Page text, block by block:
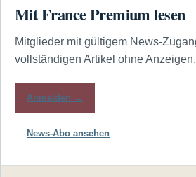
Mit France Premium lesen
Mitglieder mit gültigem News-
vollständigen Artikel ohne Anzeigen.
Anmelden →
News-Abo ansehen